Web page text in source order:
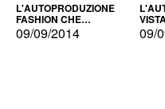
L'AUTOPRODUZIONE
FASHION CHE
CONQUISTA GLI USA
09/09/2014 09/